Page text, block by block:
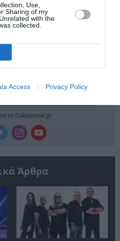
Use,
Sharing of my
with the
collected.
Access Privacy Policy
σας τα τελευταία νέα για
το Culturenow.gr
Άρθρα